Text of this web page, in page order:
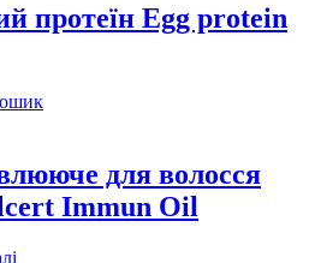
протеїн Egg protein
для волосся
Immun Oil